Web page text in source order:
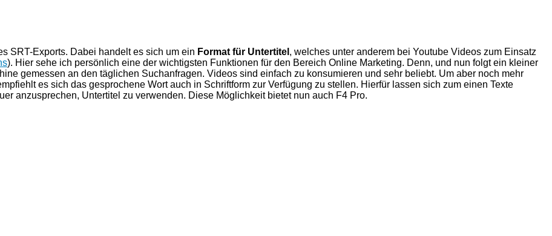
SRT-Exports. Dabei handelt es sich um ein Format für Untertitel , welches unter anderem bei Youtube Videos zum Einsatz
). Hier sehe ich persönlich eine der wichtigsten Funktionen für den Bereich Online Marketing. Denn, und nun folgt ein kleiner
gemessen an den täglichen Suchanfragen. Videos sind einfach zu konsumieren und sehr beliebt. Um aber noch mehr
es sich das gesprochene Wort auch in Schriftform zur Verfügung zu stellen. Hierfür lassen sich zum einen Texte
anzusprechen, Untertitel zu verwenden. Diese Möglichkeit bietet nun auch F4 Pro.